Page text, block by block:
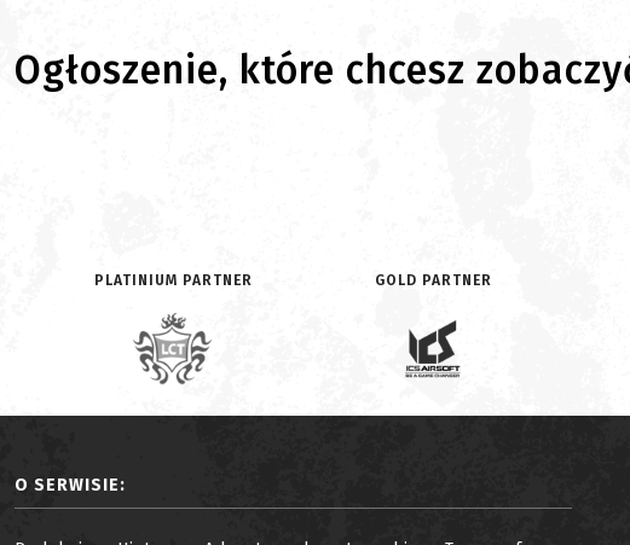
Ogłoszenie, które chcesz
PLATINIUM PARTNER GOLD PARTNER
O SERWISIE: